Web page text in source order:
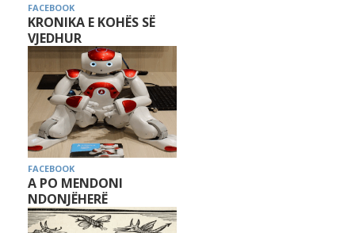
FACEBOOK
KRONIKA E KOHËS SË
VJEDHUR
FACEBOOK
A PO MENDONI
NDONJËHERË